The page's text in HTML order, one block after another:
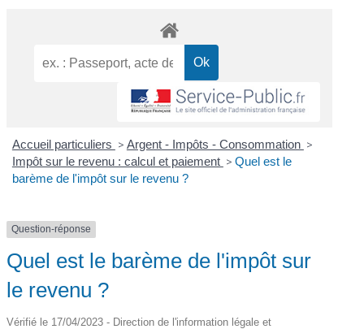
Accueil particuliers > Argent - Impôts - Consommation >
Impôt sur le revenu : calcul et paiement > Quel est le
barème de l'impôt sur le revenu ?
Question-réponse
Quel est le barème de l'impôt sur
le revenu ?
Vérifié le 17/04/2023 - Direction de l'information légale et